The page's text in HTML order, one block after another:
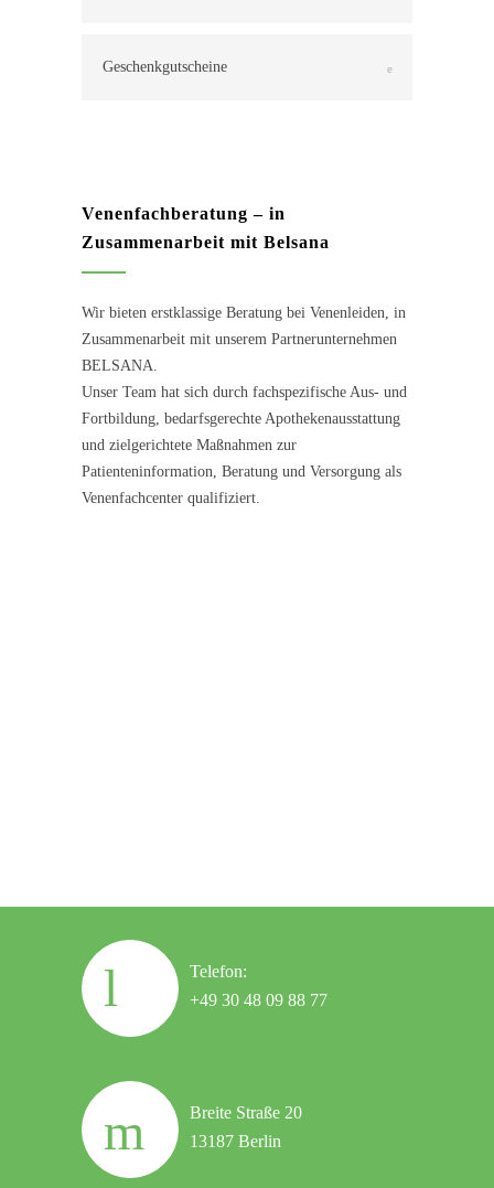
Geschenkgutscheine
Venenfachberatung – in
Zusammenarbeit mit Belsana
Wir bieten erstklassige Beratung bei Venenleiden, in
Zusammenarbeit mit unserem Partnerunternehmen
BELSANA.
Unser Team hat sich durch fachspezifische Aus- und
Fortbildung, bedarfsgerechte Apothekenausstattung
und zielgerichtete Maßnahmen zur
Patienteninformation, Beratung und Versorgung als
Venenfachcenter qualifiziert.
Telefon:
+49 30 48 09 88 77
Breite Straße 20
13187 Berlin